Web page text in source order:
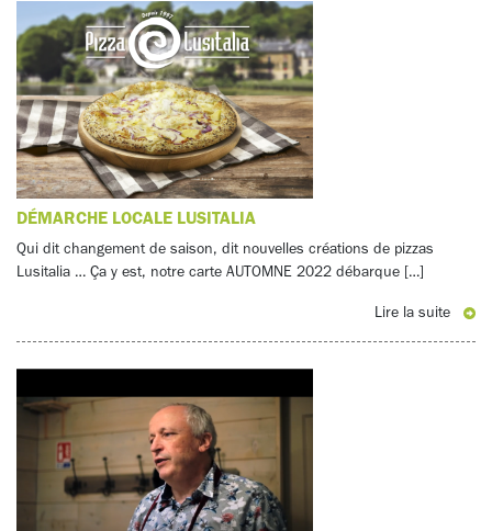
DÉMARCHE LOCALE LUSITALIA
Qui dit changement de saison, dit nouvelles créations de pizzas
Lusitalia … Ça y est, notre carte AUTOMNE 2022 débarque […]
Lire la suite